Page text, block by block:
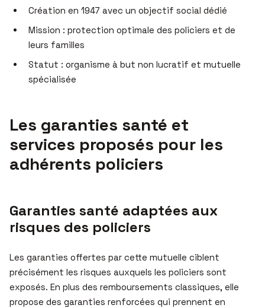
Création en 1947 avec un objectif social dédié
Mission : protection optimale des policiers et de
leurs familles
Statut : organisme à but non lucratif et mutuelle
spécialisée
Les garanties santé et
services proposés pour les
adhérents policiers
Garanties santé adaptées aux
risques des policiers
Les garanties offertes par cette mutuelle ciblent
précisément les risques auxquels les policiers sont
exposés. En plus des remboursements classiques, elle
propose des garanties renforcées qui prennent en